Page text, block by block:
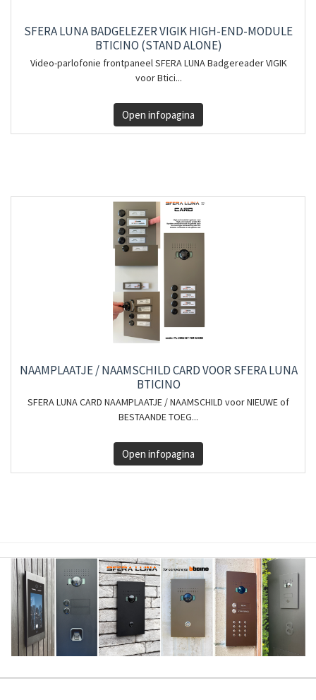
SFERA LUNA BADGELEZER VIGIK HIGH-END-MODULE
BTICINO (STAND ALONE)
Video-parlofonie frontpaneel SFERA LUNA Badgereader VIGIK
voor Btici...
Open infopagina
NAAMPLAATJE / NAAMSCHILD CARD VOOR SFERA LUNA
BTICINO
SFERA LUNA CARD NAAMPLAATJE / NAAMSCHILD voor NIEUWE of
BESTAANDE TOEG...
Open infopagina